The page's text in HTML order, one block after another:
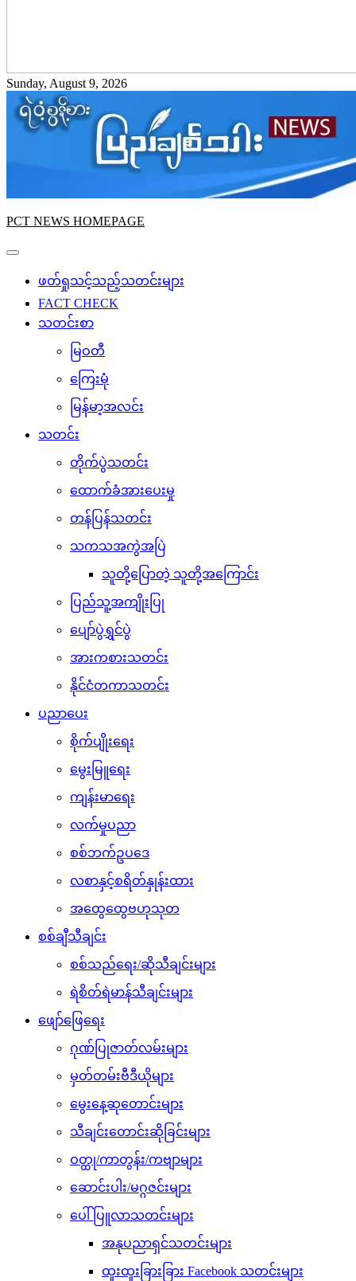
Sunday, August 9, 2026
PCT NEWS HOMEPAGE
ဖတ်ရှုသင့်သည့်သတင်းများ
FACT CHECK
သတင်းစာ
မြဝတီ
ကြေးမုံ
မြန်မာ့အလင်း
သတင်း
တိုက်ပွဲသတင်း
ထောက်ခံအားပေးမှု
တန်ပြန်သတင်း
သကသအကွဲအပြဲ
သူတို့ပြောတဲ့ သူတို့အကြောင်း
ပြည်သူ့အကျိုးပြု
ပျော်ပွဲရွှင်ပွဲ
အားကစားသတင်း
နိုင်ငံတကာသတင်း
ပညာပေး
စိုက်ပျိုးရေး
မွေးမြူရေး
ကျန်းမာရေး
လက်မှုပညာ
စစ်ဘက်ဥပဒေ
လစာနှင့်စရိတ်နှုန်းထား
အထွေထွေဗဟုသုတ
စစ်ချီသီချင်း
စစ်သည်ရေး/ဆိုသီချင်းများ
ရဲစိတ်ရဲမာန်သီချင်းများ
ဖျော်ဖြေရေး
ဂုဏ်ပြုဇာတ်လမ်းများ
မှတ်တမ်းဗီဒီယိုများ
မွေးနေ့ဆုတောင်းများ
သီချင်းတောင်းဆိုခြင်းများ
ဝတ္ထု/ကာတွန်း/ကဗျာများ
ဆောင်းပါး/မဂ္ဂဇင်းများ
ပေါ်ပြူလာသတင်းများ
အနုပညာရှင်သတင်းများ
ထူးထူးခြားခြား Facebook သတင်းများ